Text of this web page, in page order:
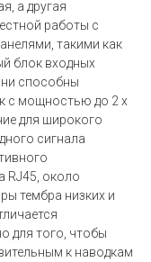
а другая
работы с
такими как
блок входных
способны
с мощностью до 2 x
для широкого
сигнала
RJ45, около
тембра низких и
для того, чтобы
к наводкам